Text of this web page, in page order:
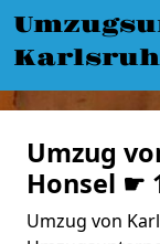
Umzug
Honsel ☛
Umzug von